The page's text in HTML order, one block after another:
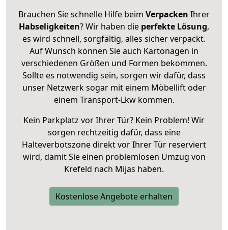
Brauchen Sie schnelle Hilfe beim Verpacken Ihrer
Habseligkeiten? Wir haben die perfekte Lösung,
es wird schnell, sorgfältig, alles sicher verpackt.
Auf Wunsch können Sie auch Kartonagen in
verschiedenen Größen und Formen bekommen.
Sollte es notwendig sein, sorgen wir dafür, dass
unser Netzwerk sogar mit einem Möbellift oder
einem Transport-Lkw kommen.
Kein Parkplatz vor Ihrer Tür? Kein Problem! Wir
sorgen rechtzeitig dafür, dass eine
Halteverbotszone direkt vor Ihrer Tür reserviert
wird, damit Sie einen problemlosen Umzug von
Krefeld nach Mijas haben.
Kostenlose Angebote erhalten